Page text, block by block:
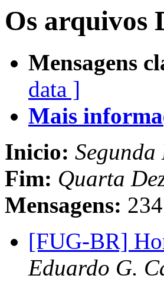
Os arquivos
Mensagens
data ]
Mais
Inicio:
Fim: Quarta
Mensagens: 234
[FUG-BR]
Eduardo G.